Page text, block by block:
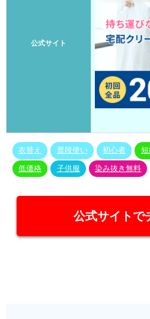
公式サイト
衣替え 普段使い 初心者 短
低価格 子供服 染み抜き無料
公式サイトで